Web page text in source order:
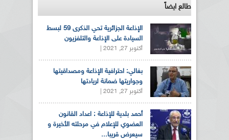
طالع ايضاً
الإذاعة الجزائرية تحي الذكرى 59 لبسط
السيادة على الإذاعة والتلفزيون
أكتوبر 27, 2021 |
بغالي: احترافية الإذاعة ومصداقيتها
وجواريتها ضمانة لريادتها
أكتوبر 27, 2021 |
أحمد بلدية للإذاعة : اعداد القانون
العضوي للإعلام في مرحلته الأخيرة و
سيعرض قريبا...